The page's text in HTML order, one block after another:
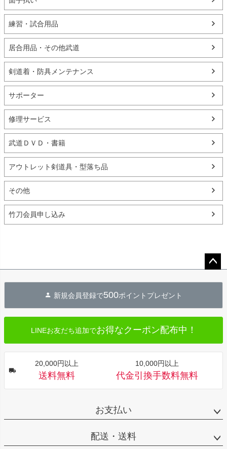
練習・試合用品
居合用品・その他武道
剣道着・防具メンテナンス
サポーター
修理サービス
武道ＤＶＤ・書籍
アウトレット剣道具・型落ち品
その他
竹刀会員申し込み
へ
新規会員登録で500ポイントプレゼント
LINEお友だち追加でお得なクーポン配布中！
20,000円以上
送料無料
10,000円以上
代金引換手数料無料
お支払い
配送・送料